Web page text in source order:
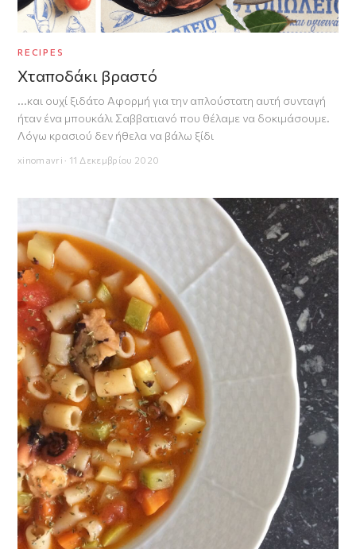
RECIPES
Χταποδάκι βραστό
...και ουχί ξιδάτο Αφορμή για την απλούστατη αυτή συνταγή
ήταν ένα μπουκάλι Σαββατιανό που θέλαμε να δοκιμάσουμε.
Λόγω κρασιού δεν ήθελα να βάλω ξίδι
xinomavri · 11 Δεκεμβρίου 2020